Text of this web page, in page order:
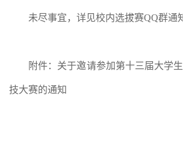
未尽事宜，详见校内选拔赛QQ群通
附件：关于邀请参加第十三届大学
技大赛的通知